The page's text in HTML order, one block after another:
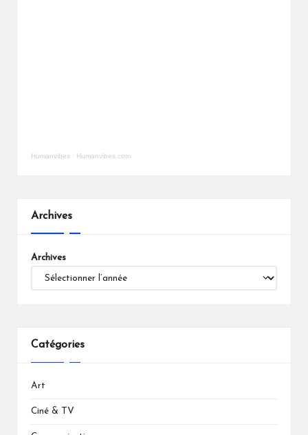
Humanvibes · Humanvibes.com
Archives
Archives
Catégories
Art
Ciné & TV